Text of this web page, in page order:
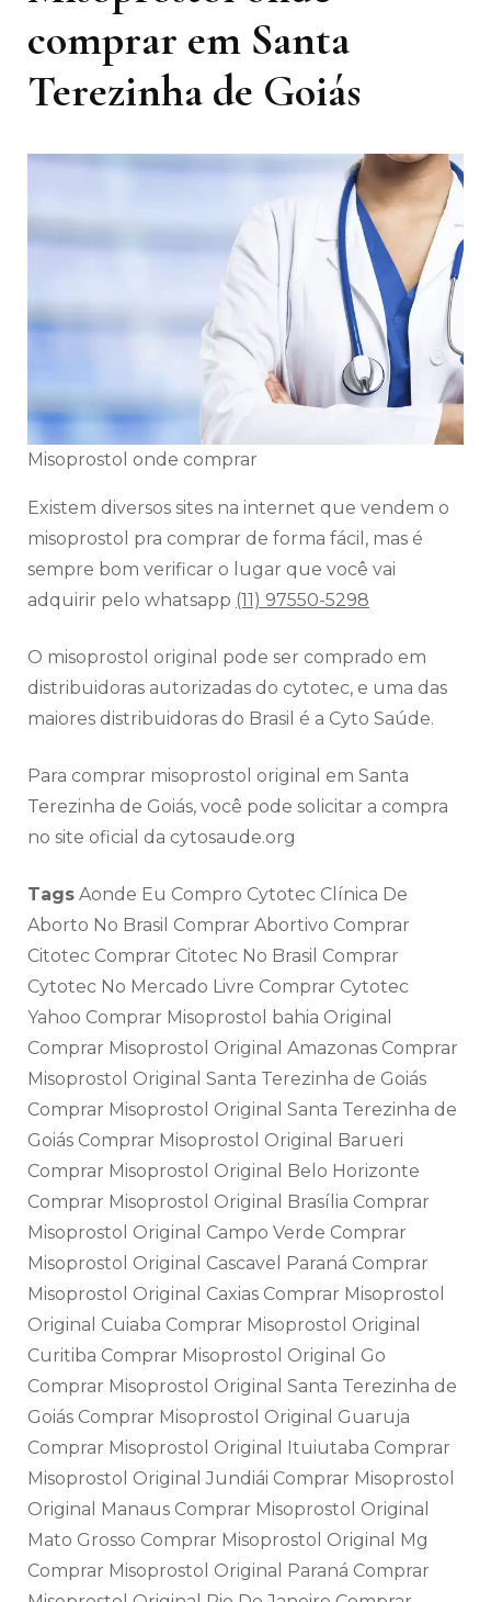
comprar em Santa
Terezinha de Goiás
Misoprostol onde comprar
Existem diversos sites na internet que vendem o
misoprostol pra comprar de forma fácil, mas é
sempre bom verificar o lugar que você vai
adquirir pelo whatsapp (11) 97550-5298
O misoprostol original pode ser comprado em
distribuidoras autorizadas do cytotec, e uma das
maiores distribuidoras do Brasil é a Cyto Saúde.
Para comprar misoprostol original em Santa
Terezinha de Goiás, você pode solicitar a compra
no site oficial da cytosaude.org
Tags Aonde Eu Compro Cytotec Clínica De
Aborto No Brasil Comprar Abortivo Comprar
Citotec Comprar Citotec No Brasil Comprar
Cytotec No Mercado Livre Comprar Cytotec
Yahoo Comprar Misoprostol bahia Original
Comprar Misoprostol Original Amazonas Comprar
Misoprostol Original Santa Terezinha de Goiás
Comprar Misoprostol Original Santa Terezinha de
Goiás Comprar Misoprostol Original Barueri
Comprar Misoprostol Original Belo Horizonte
Comprar Misoprostol Original Brasília Comprar
Misoprostol Original Campo Verde Comprar
Misoprostol Original Cascavel Paraná Comprar
Misoprostol Original Caxias Comprar Misoprostol
Original Cuiaba Comprar Misoprostol Original
Curitiba Comprar Misoprostol Original Go
Comprar Misoprostol Original Santa Terezinha de
Goiás Comprar Misoprostol Original Guaruja
Comprar Misoprostol Original Ituiutaba Comprar
Misoprostol Original Jundiái Comprar Misoprostol
Original Manaus Comprar Misoprostol Original
Mato Grosso Comprar Misoprostol Original Mg
Comprar Misoprostol Original Paraná Comprar